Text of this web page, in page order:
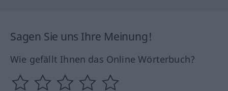
Sagen Sie uns Ihre Meinung!
Wie gefällt Ihnen das Online Wörterbuch?